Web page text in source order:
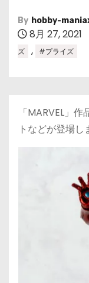
By hobby-
8月 27, 2021
ズ
, #プライズ
「MARVEL」
トなどが登場し